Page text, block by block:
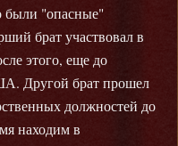
были "опасные"
брат участвовал в
этого, еще до
Другой брат прошел
должностей до
находим в